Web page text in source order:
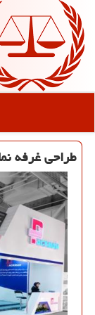
طراحی غرفه